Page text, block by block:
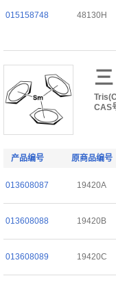
015158748 48130H
CAS
产品编号 原商品编号
013608087 19420A
013608088 19420B
013608089 19420C